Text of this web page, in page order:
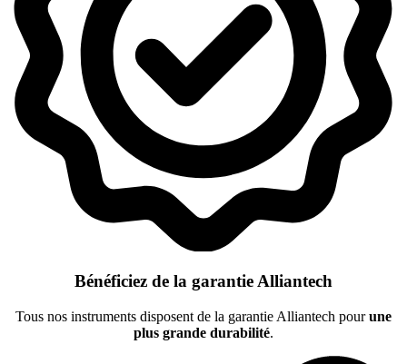
Bénéficiez de la garantie Alliantech
Tous nos instruments disposent de la garantie Alliantech pourune
plus grande durabilité.